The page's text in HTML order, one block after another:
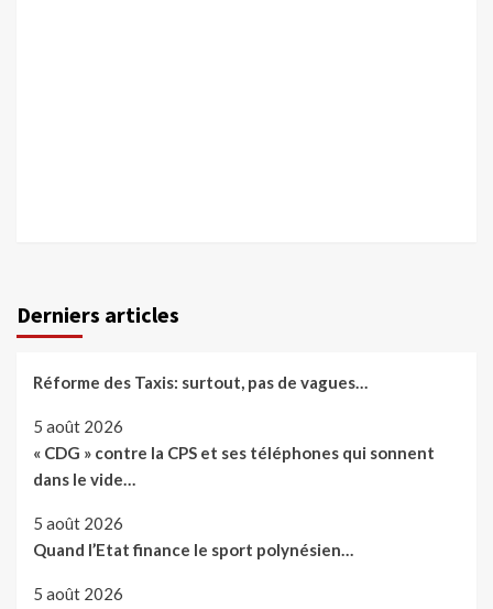
Derniers articles
Réforme des Taxis: surtout, pas de vagues…
5 août 2026
« CDG » contre la CPS et ses téléphones qui sonnent
dans le vide…
5 août 2026
Quand l’Etat finance le sport polynésien…
5 août 2026